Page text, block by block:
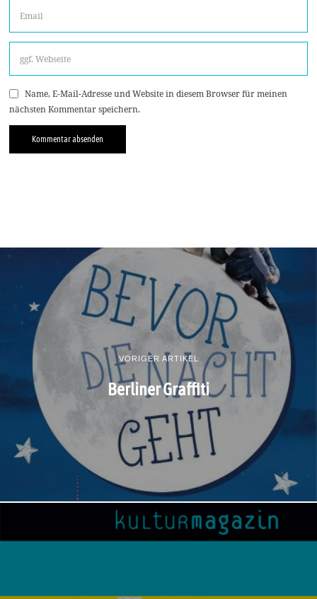
Name, E-Mail-Adresse und Website in diesem Browser für meinen
nächsten Kommentar speichern.
VORIGER ARTIKEL
Berliner Graffiti